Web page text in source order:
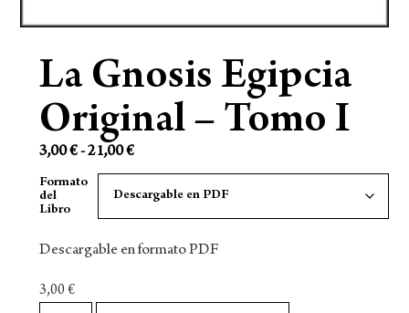
La Gnosis Egipcia
Original – Tomo I
3,00€-21,00€
Formato
del
Libro
Descargable en formato PDF
3,00 €